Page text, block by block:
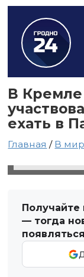
В Кремле
ехать в
Главная / В
Получайте
— тогда